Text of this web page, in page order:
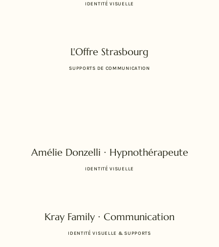
IDENTITÉ VISUELLE
L'Offre Strasbourg
SUPPORTS DE COMMUNICATION
Amélie Donzelli ∙ Hypnothérapeute
IDENTITÉ VISUELLE
Kray Family ∙ Communication
IDENTITÉ VISUELLE & SUPPORTS